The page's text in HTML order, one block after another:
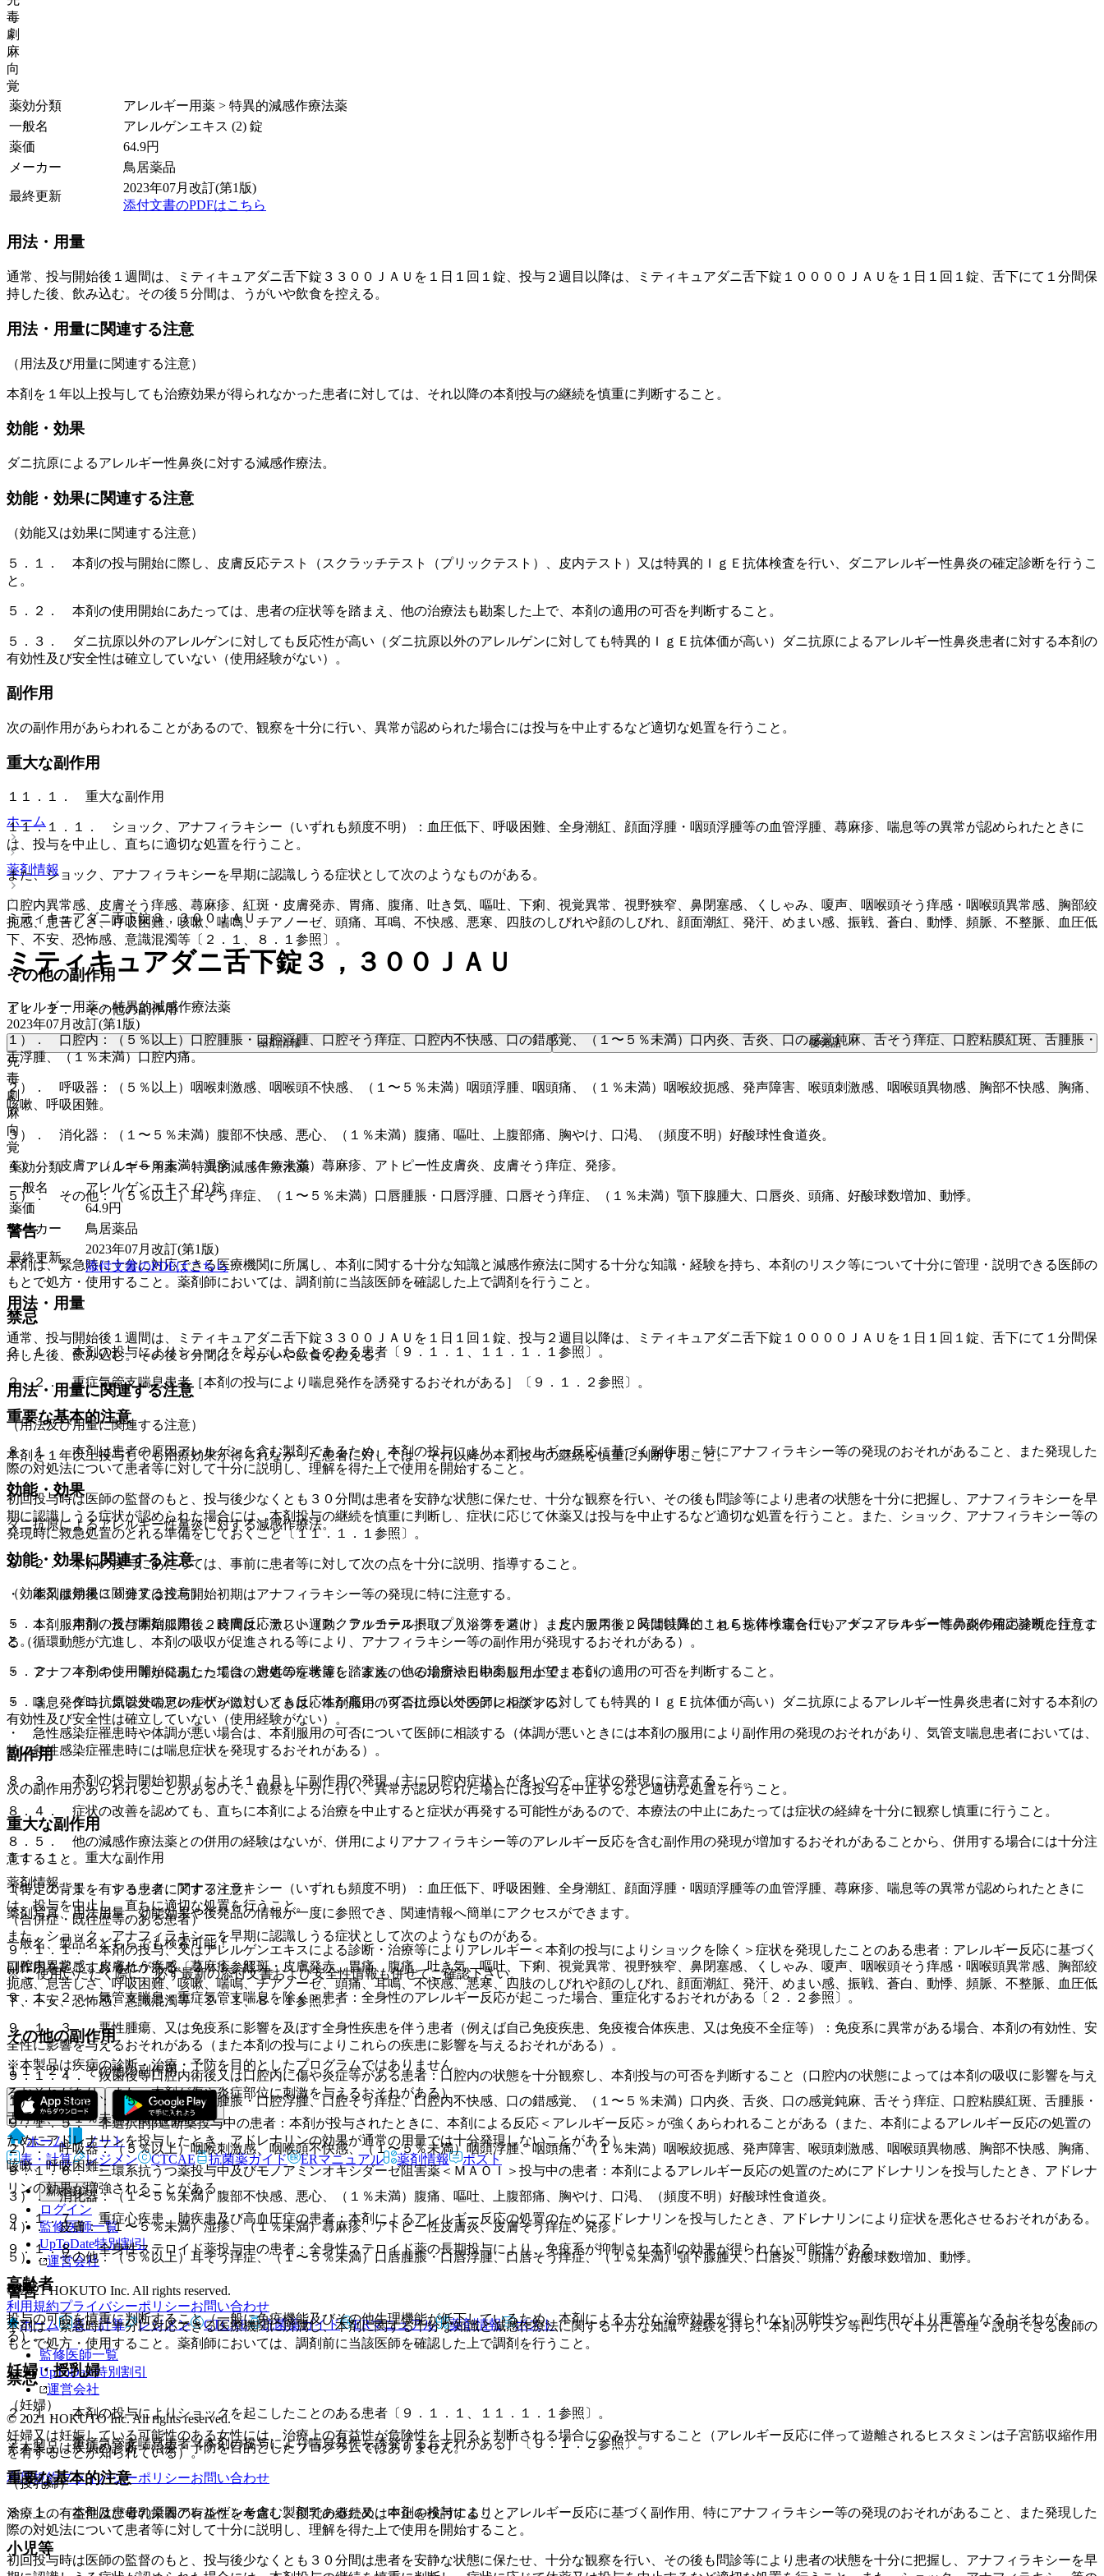
毒
劇
麻
向
覚
薬効分類
アレルギー用薬 > 特異的減感作療法薬
一般名
アレルゲンエキス (2) 錠
薬価
64.9円
メーカー
鳥居薬品
最終更新
2023年07月改訂(第1版)
添付文書のPDFはこちら
用法・用量
通常、投与開始後１週間は、ミティキュアダニ舌下錠３３００ＪＡＵを１日１回１錠、投与２週目以降は、ミティキュアダニ舌下錠１００００ＪＡＵを１日１回１錠、舌下にて１分間保
持した後、飲み込む。その後５分間は、うがいや飲食を控える。
用法・用量に関連する注意
（用法及び用量に関連する注意）
本剤を１年以上投与しても治療効果が得られなかった患者に対しては、それ以降の本剤投与の継続を慎重に判断すること。
効能・効果
ダニ抗原によるアレルギー性鼻炎に対する減感作療法。
効能・効果に関連する注意
（効能又は効果に関連する注意）
５．１． 本剤の投与開始に際し、皮膚反応テスト（スクラッチテスト（プリックテスト）、皮内テスト）又は特異的ＩｇＥ抗体検査を行い、ダニアレルギー性鼻炎の確定診断を行うこ
と。
５．２． 本剤の使用開始にあたっては、患者の症状等を踏まえ、他の治療法も勘案した上で、本剤の適用の可否を判断すること。
５．３． ダニ抗原以外のアレルゲンに対しても反応性が高い（ダニ抗原以外のアレルゲンに対しても特異的ＩｇＥ抗体価が高い）ダニ抗原によるアレルギー性鼻炎患者に対する本剤の
有効性及び安全性は確立していない（使用経験がない）。
副作用
次の副作用があらわれることがあるので、観察を十分に行い、異常が認められた場合には投与を中止するなど適切な処置を行うこと。
重大な副作用
１１．１． 重大な副作用
１１．１．１． ショック、アナフィラキシー（いずれも頻度不明）：血圧低下、呼吸困難、全身潮紅、顔面浮腫・咽頭浮腫等の血管浮腫、蕁麻疹、喘息等の異常が認められたときに
は、投与を中止し、直ちに適切な処置を行うこと。
また、ショック、アナフィラキシーを早期に認識しうる症状として次のようなものがある。
口腔内異常感、皮膚そう痒感、蕁麻疹、紅斑・皮膚発赤、胃痛、腹痛、吐き気、嘔吐、下痢、視覚異常、視野狭窄、鼻閉塞感、くしゃみ、嗄声、咽喉頭そう痒感・咽喉頭異常感、胸部絞
扼感、息苦しさ、呼吸困難、咳嗽、喘鳴、チアノーゼ、頭痛、耳鳴、不快感、悪寒、四肢のしびれや顔のしびれ、顔面潮紅、発汗、めまい感、振戦、蒼白、動悸、頻脈、不整脈、血圧低
下、不安、恐怖感、意識混濁等〔２．１、８．１参照〕。
その他の副作用
１１．２． その他の副作用
１）． 口腔内：（５％以上）口腔腫脹・口腔浮腫、口腔そう痒症、口腔内不快感、口の錯感覚、（１〜５％未満）口内炎、舌炎、口の感覚鈍麻、舌そう痒症、口腔粘膜紅斑、舌腫脹・
舌浮腫、（１％未満）口腔内痛。
２）． 呼吸器：（５％以上）咽喉刺激感、咽喉頭不快感、（１〜５％未満）咽頭浮腫、咽頭痛、（１％未満）咽喉絞扼感、発声障害、喉頭刺激感、咽喉頭異物感、胸部不快感、胸痛、
咳嗽、呼吸困難。
３）． 消化器：（１〜５％未満）腹部不快感、悪心、（１％未満）腹痛、嘔吐、上腹部痛、胸やけ、口渇、（頻度不明）好酸球性食道炎。
４）． 皮膚：（１〜５％未満）湿疹、（１％未満）蕁麻疹、アトピー性皮膚炎、皮膚そう痒症、発疹。
５）． その他：（５％以上）耳そう痒症、（１〜５％未満）口唇腫脹・口唇浮腫、口唇そう痒症、（１％未満）顎下腺腫大、口唇炎、頭痛、好酸球数増加、動悸。
警告
本剤は、緊急時に十分に対応できる医療機関に所属し、本剤に関する十分な知識と減感作療法に関する十分な知識・経験を持ち、本剤のリスク等について十分に管理・説明できる医師の
もとで処方・使用すること。薬剤師においては、調剤前に当該医師を確認した上で調剤を行うこと。
禁忌
２．１． 本剤の投与によりショックを起こしたことのある患者〔９．１．１、１１．１．１参照〕。
２．２． 重症気管支喘息患者［本剤の投与により喘息発作を誘発するおそれがある］〔９．１．２参照〕。
重要な基本的注意
８．１． 本剤は患者の原因アレルゲンを含む製剤であるため、本剤の投与により、アレルギー反応に基づく副作用、特にアナフィラキシー等の発現のおそれがあること、また発現した
際の対処法について患者等に対して十分に説明し、理解を得た上で使用を開始すること。
初回投与時は医師の監督のもと、投与後少なくとも３０分間は患者を安静な状態に保たせ、十分な観察を行い、その後も問診等により患者の状態を十分に把握し、アナフィラキシーを早
期に認識しうる症状が認められた場合には、本剤投与の継続を慎重に判断し、症状に応じて休薬又は投与を中止するなど適切な処置を行うこと。また、ショック、アナフィラキシー等の
発現時に救急処置のとれる準備をしておくこと〔１１．１．１参照〕。
８．２． 本剤の投与にあたっては、事前に患者等に対して次の点を十分に説明、指導すること。
・ 本剤服用後３０分又は投与開始初期はアナフィラキシー等の発現に特に注意する。
・ 本剤服用前、及び本剤服用後２時間は、激しい運動、アルコール摂取、入浴等を避け、また、服用後２時間以降にこれらを行う場合にもアナフィラキシー等の副作用の発現に注意す
る（循環動態が亢進し、本剤の吸収が促進される等により、アナフィラキシー等の副作用が発現するおそれがある）。
・ アナフィラキシー等が発現した場合の対処等を考慮し、家族のいる場所や日中の服用が望ましい。
・ 喘息発作時、気管支喘息の症状が激しいときは、本剤服用の可否について医師に相談する。
・ 急性感染症罹患時や体調が悪い場合は、本剤服用の可否について医師に相談する（体調が悪いときには本剤の服用により副作用の発現のおそれがあり、気管支喘息患者においては、
特に急性感染症罹患時には喘息症状を発現するおそれがある）。
８．３． 本剤の投与開始初期（およそ１ヵ月）に副作用の発現（主に口腔内症状）が多いので、症状の発現に注意すること。
８．４． 症状の改善を認めても、直ちに本剤による治療を中止すると症状が再発する可能性があるので、本療法の中止にあたっては症状の経緯を十分に観察し慎重に行うこと。
８．５． 他の減感作療法薬との併用の経験はないが、併用によりアナフィラキシー等のアレルギー反応を含む副作用の発現が増加するおそれがあることから、併用する場合には十分注
意すること。
（特定の背景を有する患者に関する注意）
（合併症・既往歴等のある患者）
９．１．１． 本剤の投与、又はアレルゲンエキスによる診断・治療等によりアレルギー＜本剤の投与によりショックを除く＞症状を発現したことのある患者：アレルギー反応に基づく
副作用を起こすおそれがある〔２．１参照〕。
９．１．２． 気管支喘息＜重症気管支喘息を除く＞患者：全身性のアレルギー反応が起こった場合、重症化するおそれがある〔２．２参照〕。
９．１．３． 悪性腫瘍、又は免疫系に影響を及ぼす全身性疾患を伴う患者（例えば自己免疫疾患、免疫複合体疾患、又は免疫不全症等）：免疫系に異常がある場合、本剤の有効性、安
全性に影響を与えるおそれがある（また本剤の投与によりこれらの疾患に影響を与えるおそれがある）。
９．１．４． 抜歯後等口腔内術後又は口腔内に傷や炎症等がある患者：口腔内の状態を十分観察し、本剤投与の可否を判断すること（口腔内の状態によっては本剤の吸収に影響を与え
るおそれがあり、また、本剤が傷や炎症部位に刺激を与えるおそれがある）。
９．１．５． 非選択的β遮断薬投与中の患者：本剤が投与されたときに、本剤による反応＜アレルギー反応＞が強くあらわれることがある（また、本剤によるアレルギー反応の処置の
ためにアドレナリンを投与したとき、アドレナリンの効果が通常の用量では十分発現しないことがある）。
９．１．６． 三環系抗うつ薬投与中及びモノアミンオキシダーゼ阻害薬＜ＭＡＯＩ＞投与中の患者：本剤によるアレルギー反応の処置のためにアドレナリンを投与したとき、アドレナ
リンの効果が増強されることがある。
９．１．７． 重症心疾患、肺疾患及び高血圧症の患者：本剤によるアレルギー反応の処置のためにアドレナリンを投与したとき、アドレナリンにより症状を悪化させるおそれがある。
９．１．８． 全身性ステロイド薬投与中の患者：全身性ステロイド薬の長期投与により、免疫系が抑制され本剤の効果が得られない可能性がある。
高齢者
投与の可否を慎重に判断すること（一般に免疫機能及びその他生理機能が低下しているため、本剤による十分な治療効果が得られない可能性や、副作用がより重篤となるおそれがあ
る）。
妊婦・授乳婦
（妊婦）
妊婦又は妊娠している可能性のある女性には、治療上の有益性が危険性を上回ると判断される場合にのみ投与すること（アレルギー反応に伴って遊離されるヒスタミンは子宮筋収縮作用
を有することが知られている）。
（授乳婦）
治療上の有益性及び母乳栄養の有益性を考慮し、授乳の継続又は中止を検討すること。
小児等
ホーム
薬剤情報
ミティキュアダニ舌下錠３，３００ＪＡＵ
ミティキュアダニ舌下錠３，３００ＪＡＵ
アレルギー用薬 > 特異的減感作療法薬
2023年07月改訂(第1版)
薬剤情報 後発品
先
毒
劇
麻
向
覚
薬効分類
アレルギー用薬 > 特異的減感作療法薬
一般名
アレルゲンエキス (2) 錠
薬価
64.9円
メーカー
鳥居薬品
最終更新
2023年07月改訂(第1版)
添付文書のPDFはこちら
用法・用量
通常、投与開始後１週間は、ミティキュアダニ舌下錠３３００ＪＡＵを１日１回１錠、投与２週目以降は、ミティキュアダニ舌下錠１００００ＪＡＵを１日１回１錠、舌下にて１分間保
持した後、飲み込む。その後５分間は、うがいや飲食を控える。
用法・用量に関連する注意
（用法及び用量に関連する注意）
本剤を１年以上投与しても治療効果が得られなかった患者に対しては、それ以降の本剤投与の継続を慎重に判断すること。
効能・効果
ダニ抗原によるアレルギー性鼻炎に対する減感作療法。
効能・効果に関連する注意
（効能又は効果に関連する注意）
５．１． 本剤の投与開始に際し、皮膚反応テスト（スクラッチテスト（プリックテスト）、皮内テスト）又は特異的ＩｇＥ抗体検査を行い、ダニアレルギー性鼻炎の確定診断を行うこ
と。
５．２． 本剤の使用開始にあたっては、患者の症状等を踏まえ、他の治療法も勘案した上で、本剤の適用の可否を判断すること。
５．３． ダニ抗原以外のアレルゲンに対しても反応性が高い（ダニ抗原以外のアレルゲンに対しても特異的ＩｇＥ抗体価が高い）ダニ抗原によるアレルギー性鼻炎患者に対する本剤の
有効性及び安全性は確立していない（使用経験がない）。
副作用
次の副作用があらわれることがあるので、観察を十分に行い、異常が認められた場合には投与を中止するなど適切な処置を行うこと。
重大な副作用
１１．１． 重大な副作用
１１．１．１． ショック、アナフィラキシー（いずれも頻度不明）：血圧低下、呼吸困難、全身潮紅、顔面浮腫・咽頭浮腫等の血管浮腫、蕁麻疹、喘息等の異常が認められたときに
は、投与を中止し、直ちに適切な処置を行うこと。
また、ショック、アナフィラキシーを早期に認識しうる症状として次のようなものがある。
口腔内異常感、皮膚そう痒感、蕁麻疹、紅斑・皮膚発赤、胃痛、腹痛、吐き気、嘔吐、下痢、視覚異常、視野狭窄、鼻閉塞感、くしゃみ、嗄声、咽喉頭そう痒感・咽喉頭異常感、胸部絞
扼感、息苦しさ、呼吸困難、咳嗽、喘鳴、チアノーゼ、頭痛、耳鳴、不快感、悪寒、四肢のしびれや顔のしびれ、顔面潮紅、発汗、めまい感、振戦、蒼白、動悸、頻脈、不整脈、血圧低
下、不安、恐怖感、意識混濁等〔２．１、８．１参照〕。
その他の副作用
１１．２． その他の副作用
１）． 口腔内：（５％以上）口腔腫脹・口腔浮腫、口腔そう痒症、口腔内不快感、口の錯感覚、（１〜５％未満）口内炎、舌炎、口の感覚鈍麻、舌そう痒症、口腔粘膜紅斑、舌腫脹・
舌浮腫、（１％未満）口腔内痛。
２）． 呼吸器：（５％以上）咽喉刺激感、咽喉頭不快感、（１〜５％未満）咽頭浮腫、咽頭痛、（１％未満）咽喉絞扼感、発声障害、喉頭刺激感、咽喉頭異物感、胸部不快感、胸痛、
咳嗽、呼吸困難。
３）． 消化器：（１〜５％未満）腹部不快感、悪心、（１％未満）腹痛、嘔吐、上腹部痛、胸やけ、口渇、（頻度不明）好酸球性食道炎。
４）． 皮膚：（１〜５％未満）湿疹、（１％未満）蕁麻疹、アトピー性皮膚炎、皮膚そう痒症、発疹。
５）． その他：（５％以上）耳そう痒症、（１〜５％未満）口唇腫脹・口唇浮腫、口唇そう痒症、（１％未満）顎下腺腫大、口唇炎、頭痛、好酸球数増加、動悸。
警告
本剤は、緊急時に十分に対応できる医療機関に所属し、本剤に関する十分な知識と減感作療法に関する十分な知識・経験を持ち、本剤のリスク等について十分に管理・説明できる医師の
もとで処方・使用すること。薬剤師においては、調剤前に当該医師を確認した上で調剤を行うこと。
禁忌
２．１． 本剤の投与によりショックを起こしたことのある患者〔９．１．１、１１．１．１参照〕。
２．２． 重症気管支喘息患者［本剤の投与により喘息発作を誘発するおそれがある］〔９．１．２参照〕。
重要な基本的注意
８．１． 本剤は患者の原因アレルゲンを含む製剤であるため、本剤の投与により、アレルギー反応に基づく副作用、特にアナフィラキシー等の発現のおそれがあること、また発現した
際の対処法について患者等に対して十分に説明し、理解を得た上で使用を開始すること。
初回投与時は医師の監督のもと、投与後少なくとも３０分間は患者を安静な状態に保たせ、十分な観察を行い、その後も問診等により患者の状態を十分に把握し、アナフィラキシーを早
薬剤情報
薬剤写真、用法用量、効能効果や後発品の情報が一度に参照でき、関連情報へ簡単にアクセスができます。
一般名、製品名どちらでも検索可能！
※ ご使用いただく際に、必ず最新の添付文書および安全性情報も併せてご確認下さい。
※本製品は疾病の診断・治療・予防を目的としたプログラムではありません。
ホーム
ノート
表・計算
レジメン CTCAE 抗菌薬ガイド ERマニュアル 薬剤情報 ポスト
新規登録
ログイン
監修医師一覧
UpToDate特別割引
運営会社
© 2021 HOKUTO Inc. All rights reserved.
利用規約プライバシーポリシーお問い合わせ
ホーム
表・計算 レジメン CTCAE 抗菌薬ガイド ERマニュアル 薬剤情報 ポスト
監修医師一覧
UpToDate特別割引
運営会社
© 2021 HOKUTO Inc. All rights reserved.
※本製品は疾病の診断・治療・予防を目的としたプログラムではありません。
利用規約プライバシーポリシーお問い合わせ